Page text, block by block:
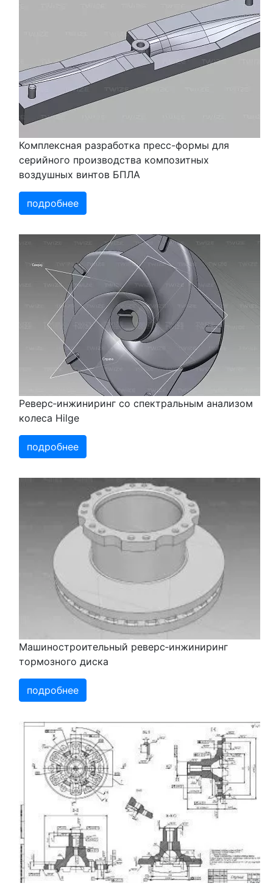
Комплексная разработка пресс-формы для
серийного производства композитных
воздушных винтов БПЛА
подробнее
Реверс‑инжиниринг со спектральным анализом
колеса Hilge
подробнее
Машиностроительный реверс‑инжиниринг
тормозного диска
подробнее